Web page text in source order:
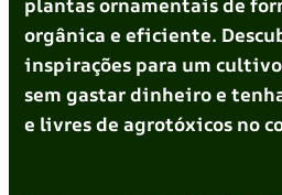
orgânica e eficiente.
inspirações para um
sem gastar dinheiro e
e livres de agrotóxicos no